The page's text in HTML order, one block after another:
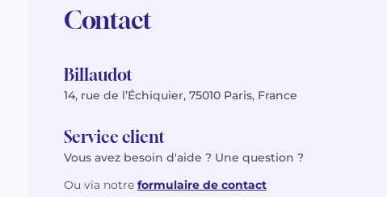
Contact
Billaudot
14, rue de l’Échiquier, 75010 Paris, France
Service client
Vous avez besoin d'aide ? Une question ?
Ou via notre formulaire de contact